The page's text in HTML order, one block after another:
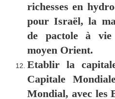
richesses en
pour Israël, la
de pactole à vie
moyen Orient.
Etablir la
Capitale
Mondial, avec les